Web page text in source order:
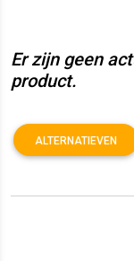
Er zijn geen
product.
ALTERNATIEVEN